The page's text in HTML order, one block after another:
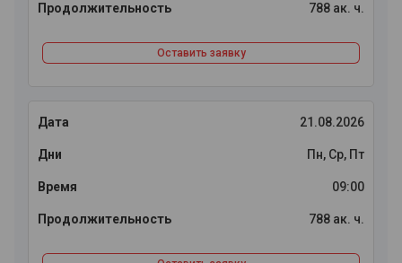
788 ак. ч.
Оставить заявку
21.08.2026
Пн, Ср, Пт
09:00
788 ак. ч.